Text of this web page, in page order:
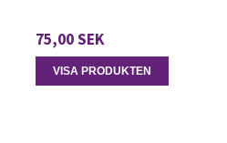
75,00 SEK
VISA PRODUKTEN